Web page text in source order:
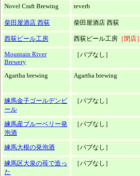
Novel Craft Brewing
reverb
柴田屋酒店 西荻
柴田屋酒店 西荻
西荻ビール工房
西荻ビール工房 ［閉店］
Mountain River
Brewery
［パブなし］
Agartha brewing Agartha brewing
練馬金子ゴールデンビ
ール
［パブなし］
練馬産ブルーベリー発
泡酒
［パブなし］
練馬大根の発泡酒 ［パブなし］
練馬区大泉の苺で造っ
た
［パブなし］